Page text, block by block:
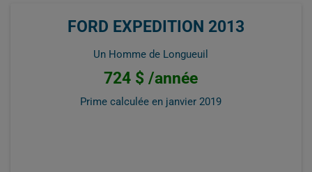
FORD EXPEDITION 2013
Un Homme de Longueuil
724 $ /année
Prime calculée en janvier 2019